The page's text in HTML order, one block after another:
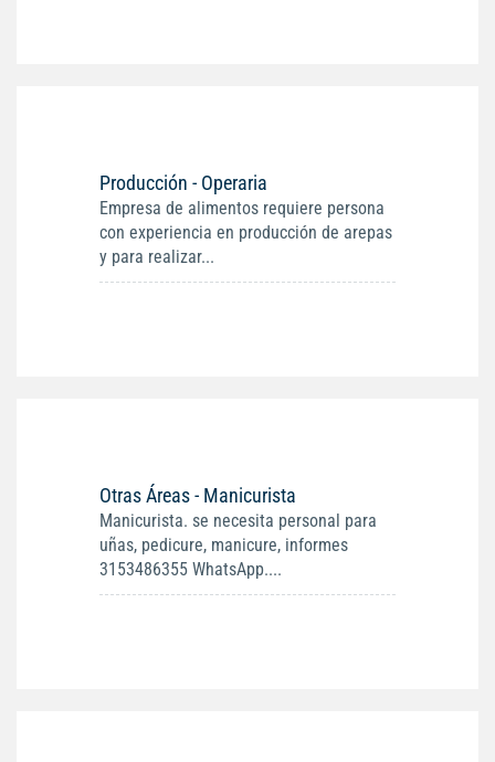
Producción - Operaria
Empresa de alimentos requiere persona
con experiencia en producción de arepas
y para realizar...
Otras Áreas - Manicurista
Manicurista. se necesita personal para
uñas, pedicure, manicure, informes
3153486355 WhatsApp....